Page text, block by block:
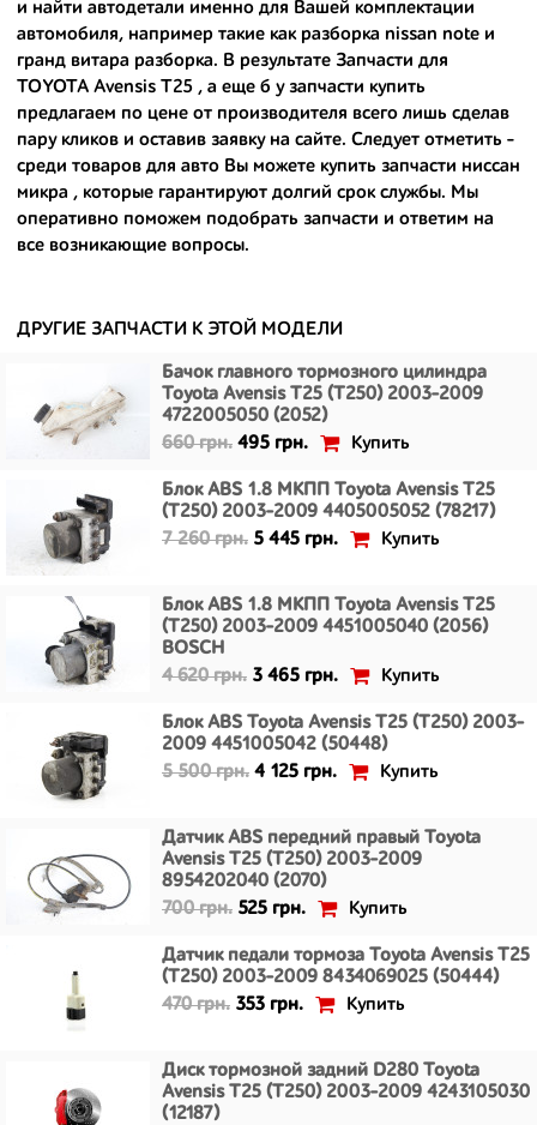
Купить комплектующие для авто с разборки – хорошее решение.
Ведь наши запчасти:
- доступные по цене;
- сняты только с автомобилей, которые ездили по превосходным
европейским и японским дорогам;
- имеют большой запас прочности и невыробатанный ресурс, и
долго прослужат вам.
и найти автодетали именно для Вашей комплектации
автомобиля, например такие как разборка nissan note и
гранд витара разборка. В результате Запчасти для
TOYOTA Avensis T25 , а еще б у запчасти купить
предлагаем по цене от производителя всего лишь сделав
пару кликов и оставив заявку на сайте. Следует отметить -
среди товаров для авто Вы можете купить запчасти ниссан
микра , которые гарантируют долгий срок службы. Мы
оперативно поможем подобрать запчасти и ответим на
все возникающие вопросы.
ДРУГИЕ ЗАПЧАСТИ К ЭТОЙ МОДЕЛИ
Бачок главного тормозного цилиндра
Toyota Avensis T25 (T250) 2003-2009
4722005050 (2052)
660 грн. 495 грн. Купить
Блок ABS 1.8 МКПП Toyota Avensis T25
(T250) 2003-2009 4405005052 (78217)
7 260 грн. 5 445 грн. Купить
Блок ABS 1.8 МКПП Toyota Avensis T25
(T250) 2003-2009 4451005040 (2056)
BOSCH
4 620 грн. 3 465 грн. Купить
Блок ABS Toyota Avensis T25 (T250) 2003-
2009 4451005042 (50448)
5 500 грн. 4 125 грн. Купить
Датчик ABS передний правый Toyota
Avensis T25 (T250) 2003-2009
8954202040 (2070)
700 грн. 525 грн. Купить
Датчик педали тормоза Toyota Avensis T25
(T250) 2003-2009 8434069025 (50444)
470 грн. 353 грн. Купить
Диск тормозной задний D280 Toyota
Avensis T25 (T250) 2003-2009 4243105030
(12187)